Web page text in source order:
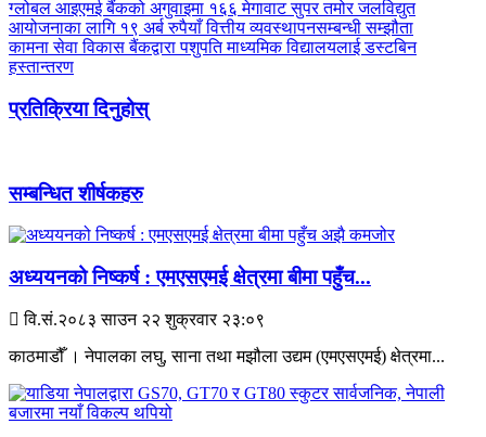
ग्लोबल आइएमई बैंकको अगुवाइमा १६६ मेगावाट सुपर तमोर जलविद्युत
आयोजनाका लागि १९ अर्ब रुपैयाँ वित्तीय व्यवस्थापनसम्बन्धी सम्झौता
कामना सेवा विकास बैंकद्वारा पशुपति माध्यमिक विद्यालयलाई डस्टबिन
हस्तान्तरण
प्रतिक्रिया दिनुहोस्
सम्बन्धित शीर्षकहरु
अध्ययनको निष्कर्ष : एमएसएमई क्षेत्रमा बीमा पहुँच...
वि.सं.२०८३ साउन २२ शुक्रवार २३:०९
काठमाडौँ । नेपालका लघु, साना तथा मझौला उद्यम (एमएसएमई) क्षेत्रमा...